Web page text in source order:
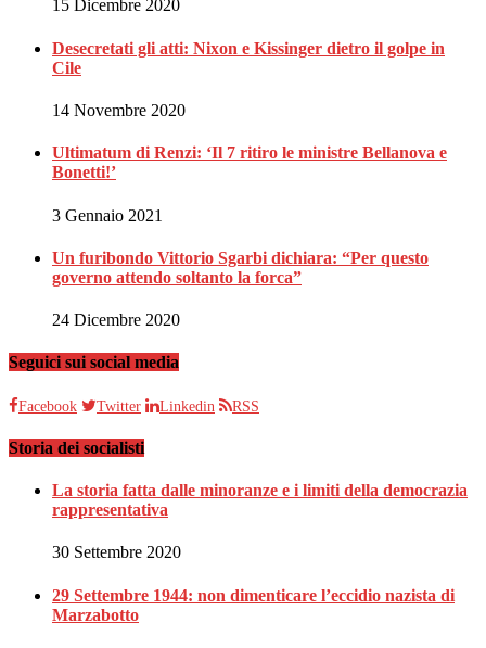
15 Dicembre 2020
Desecretati gli atti: Nixon e Kissinger dietro il golpe in
Cile
14 Novembre 2020
Ultimatum di Renzi: ‘Il 7 ritiro le ministre Bellanova e
Bonetti!’
3 Gennaio 2021
Un furibondo Vittorio Sgarbi dichiara: “Per questo
governo attendo soltanto la forca”
24 Dicembre 2020
Seguici sui social media
Facebook Twitter Linkedin RSS
Storia dei socialisti
La storia fatta dalle minoranze e i limiti della democrazia
rappresentativa
30 Settembre 2020
29 Settembre 1944: non dimenticare l’eccidio nazista di
Marzabotto